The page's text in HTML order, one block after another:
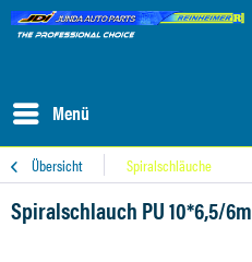
Menü
Übersicht Spiralschläuche
Spiralschlauch PU 10*6,5/6m